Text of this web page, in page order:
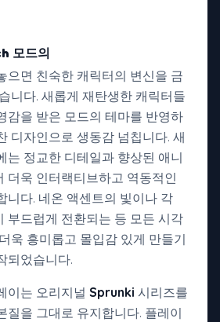
모드의
으면 친숙한 캐릭터의 변신을 금
니다. 새롭게 재탄생한 캐릭터들
감을 받은 모드의 테마를 반영하
디자인으로 생동감 넘칩니다. 새
는 정교한 디테일과 향상된 애니
더욱 인터랙티브하고 역동적인
니다. 네온 액센트의 빛이나 각
부드럽게 전환되는 등 모든 시각
욱 흥미롭고 몰입감 있게 만들기
되었습니다.
이는 오리지널 Sprunki 시리즈를
질을 그대로 유지합니다. 플레이